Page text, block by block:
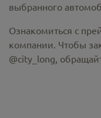
выбранного
Ознакомиться с
компании. Чтобы
@city_long,